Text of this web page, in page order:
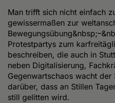
Man trifft sich nicht einfach
gewissermaßen zur
Protestpartys zum
beschreiben, die auch in
neben Digitalisierung,
Gegenwartschaos wacht
darüber, dass an Stillen
still gelitten wird.